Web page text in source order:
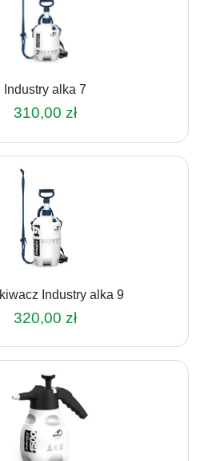
Industry alka 7
310,00 zł
Industry alka 9
320,00 zł